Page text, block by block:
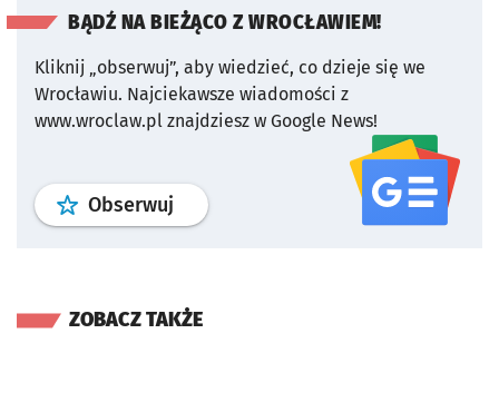
BĄDŹ NA BIEŻĄCO Z WROCŁAWIEM!
Kliknij „obserwuj”, aby wiedzieć, co dzieje się we
Wrocławiu. Najciekawsze wiadomości z
www.wroclaw.pl znajdziesz w Google News!
Obserwuj profil serwisu
ZOBACZ TAKŻE